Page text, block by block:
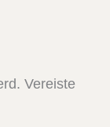
Vereiste